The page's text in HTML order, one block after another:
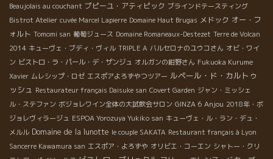
Beaujolais au couchant プピーユ・アティピック ブラインドテースティング
Bistrot Atelier cuvée Marcel Lapierre Domaine Haut Brugas メドック オー・フ
ォルト Tomomi san 葡萄ジュース Domaine Romaneaux-Destezet Terre de Volcan
2014 キューヴェ・ブディ・ヴィル TRIPLE A バルセロナのユウコさん オビ・ワイ
ン ビストロ・ラ・パール・デ・ザンジュ オルガンの紺野さん Fukuoka Kurume
Xavier ムレシップ・ロゼ エスポアよろずやつツアー ルペール・ド・カルトゥ
ッシュ Restaurateur français Daisuke san Covert Garden ジャン・ミッシェ
ル・ステファン ボジョレワイン全体の大試飲会サロン GINZA 6 Anjou 2018年・ボ
ジョレヴィラージュ ESPOA Yorozuya Yukiko san キューヴェ・ル・ラン・デュ・
メルル Domaine de la lunotte le couple SAKATA Restaurant français à Lyon
Sancerre Kawamura san エスポア・よろずや オリビエ・コーエン シャトー・クリ